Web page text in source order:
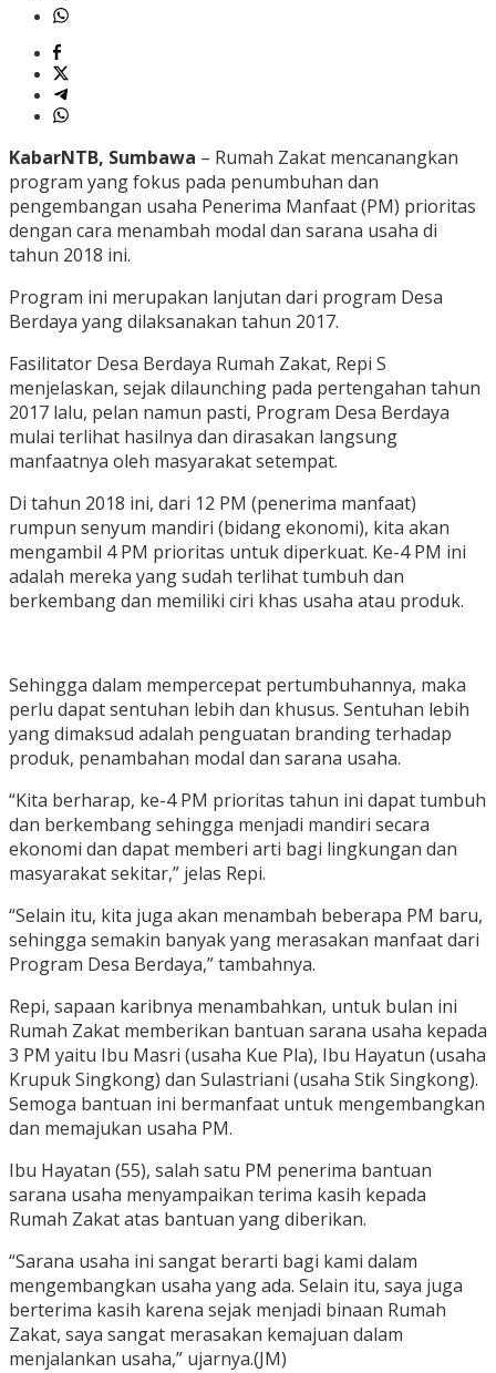
KabarNTB, Sumbawa – Rumah Zakat mencanangkan
program yang fokus pada penumbuhan dan
pengembangan usaha Penerima Manfaat (PM) prioritas
dengan cara menambah modal dan sarana usaha di
tahun 2018 ini.
Program ini merupakan lanjutan dari program Desa
Berdaya yang dilaksanakan tahun 2017.
Fasilitator Desa Berdaya Rumah Zakat, Repi S
menjelaskan, sejak dilaunching pada pertengahan tahun
2017 lalu, pelan namun pasti, Program Desa Berdaya
mulai terlihat hasilnya dan dirasakan langsung
manfaatnya oleh masyarakat setempat.
Di tahun 2018 ini, dari 12 PM (penerima manfaat)
rumpun senyum mandiri (bidang ekonomi), kita akan
mengambil 4 PM prioritas untuk diperkuat. Ke-4 PM ini
adalah mereka yang sudah terlihat tumbuh dan
berkembang dan memiliki ciri khas usaha atau produk.
Sehingga dalam mempercepat pertumbuhannya, maka
perlu dapat sentuhan lebih dan khusus. Sentuhan lebih
yang dimaksud adalah penguatan branding terhadap
produk, penambahan modal dan sarana usaha.
“Kita berharap, ke-4 PM prioritas tahun ini dapat tumbuh
dan berkembang sehingga menjadi mandiri secara
ekonomi dan dapat memberi arti bagi lingkungan dan
masyarakat sekitar,” jelas Repi.
“Selain itu, kita juga akan menambah beberapa PM baru,
sehingga semakin banyak yang merasakan manfaat dari
Program Desa Berdaya,” tambahnya.
Repi, sapaan karibnya menambahkan, untuk bulan ini
Rumah Zakat memberikan bantuan sarana usaha kepada
3 PM yaitu Ibu Masri (usaha Kue Pla), Ibu Hayatun (usaha
Krupuk Singkong) dan Sulastriani (usaha Stik Singkong).
Semoga bantuan ini bermanfaat untuk mengembangkan
dan memajukan usaha PM.
Ibu Hayatan (55), salah satu PM penerima bantuan
sarana usaha menyampaikan terima kasih kepada
Rumah Zakat atas bantuan yang diberikan.
“Sarana usaha ini sangat berarti bagi kami dalam
mengembangkan usaha yang ada. Selain itu, saya juga
berterima kasih karena sejak menjadi binaan Rumah
Zakat, saya sangat merasakan kemajuan dalam
menjalankan usaha,” ujarnya.(JM)